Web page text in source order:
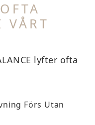
VÅRT
lyfter ofta
Förs Utan